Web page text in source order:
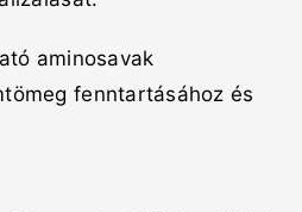
aminosavak
fenntartásához és